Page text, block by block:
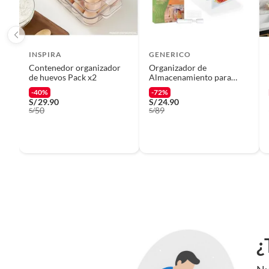
Este organizador de la marca Idesign, con un ancho de 20
4.5 l. Fabricado en polipropileno, es resistente y
etc.).
INSPIRA
Contenedor organizador
de huevos Pack x2
-40%
S/29.90
S/50
GENERICO
Organizador de
Almacenamiento para
Refrigerador con 10 Bolsas
-72%
S/24.90
S/89